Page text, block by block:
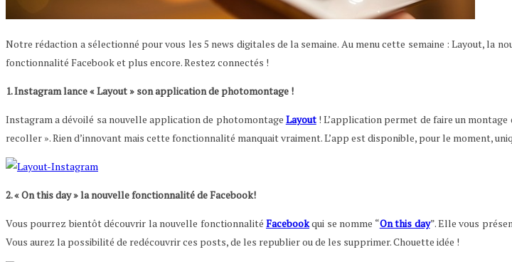
Notre rédaction a sélectionné pour vous les 5 news digitales de la semaine. Au menu cette semaine : Layout, la
fonctionnalité Facebook et plus encore. Restez connectés !
1. Instagram lance « Layout » son application de photomontage !
Instagram a dévoilé sa nouvelle application de photomontage Layout! L’application permet de faire un
recoller ». Rien d’innovant mais cette fonctionnalité manquait vraiment. L’app est disponible, pour le moment,
2. « On this day » la nouvelle fonctionnalité de Facebook!
Vous pourrez bientôt découvrir la nouvelle fonctionnalité Facebookqui se nomme “On this day”. Elle vous
Vous aurez la possibilité de redécouvrir ces posts, de les republier ou de les supprimer. Chouette idée !